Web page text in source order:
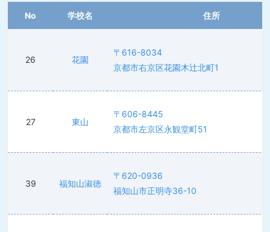
No 学校名 住所
26 花園
〒616-8034
京都市右京区花園木辻北町1
27 東山
〒606-8445
京都市左京区永観堂町51
39 福知山淑徳
〒620-0936
福知山市正明寺36-10